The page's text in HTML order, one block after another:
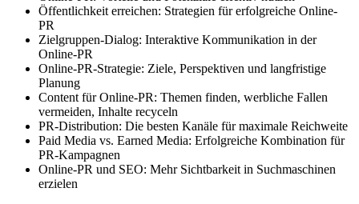
Öffentlichkeit erreichen: Strategien für erfolgreiche Online-
PR
Zielgruppen-Dialog: Interaktive Kommunikation in der
Online-PR
Online-PR-Strategie: Ziele, Perspektiven und langfristige
Planung
Content für Online-PR: Themen finden, werbliche Fallen
vermeiden, Inhalte recyceln
PR-Distribution: Die besten Kanäle für maximale Reichweite
Paid Media vs. Earned Media: Erfolgreiche Kombination für
PR-Kampagnen
Online-PR und SEO: Mehr Sichtbarkeit in Suchmaschinen
erzielen